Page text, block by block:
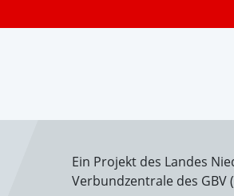
Ein Projekt des Landes
Verbundzentrale des GBV